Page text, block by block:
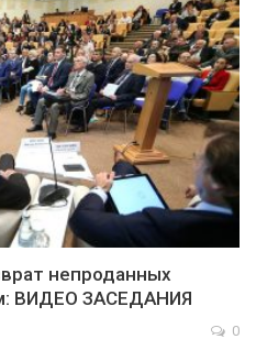
непроданных
ВИДЕО ЗАСЕДАНИЯ
0